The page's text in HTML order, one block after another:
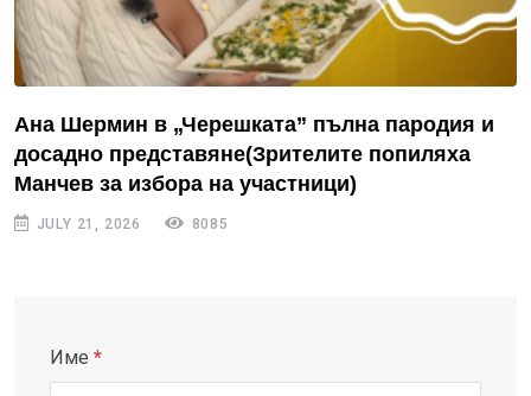
Ана Шермин в „Черешката” пълна пародия и
досадно представяне(Зрителите попиляха
Манчев за избора на участници)
JULY 21, 2026 8085
Име *